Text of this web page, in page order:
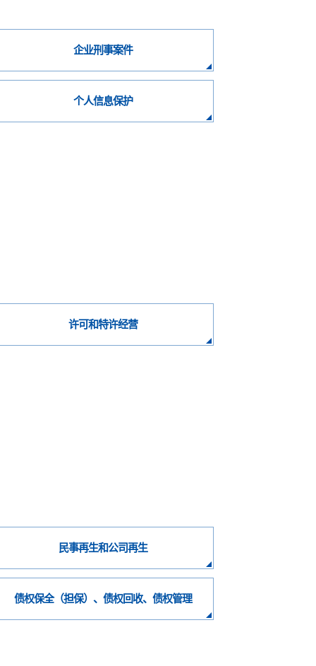
企业刑事案件
个人信息保护
许可和特许经营
民事再生和公司再生
债权保全（担保）、债权回收、债权管理